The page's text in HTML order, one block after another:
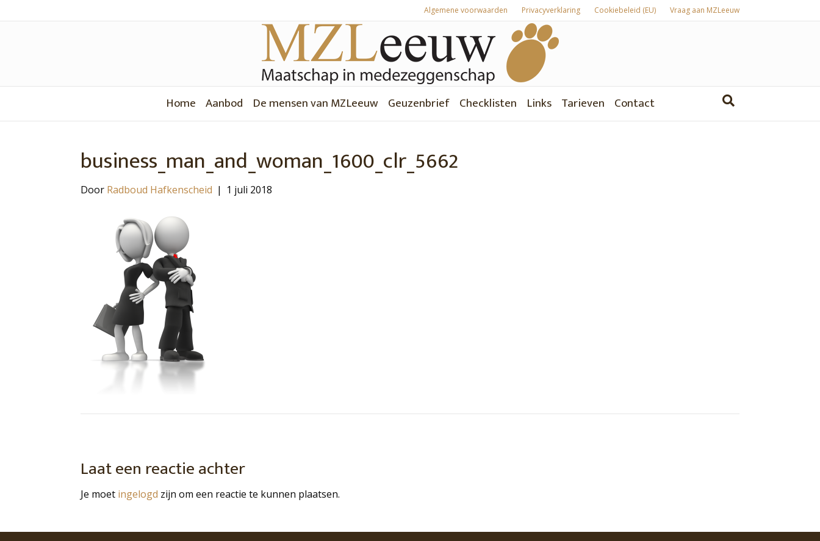
Algemene voorwaarden Privacyverklaring Cookiebeleid (EU) Vraag aan MZLeeuw
Home Aanbod De mensen van MZLeeuw Geuzenbrief Checklisten Links Tarieven Contact
business_man_and_woman_1600_clr_5662
Door Radboud Hafkenscheid | 1 juli 2018
Laat een reactie achter
Je moet ingelogd zijn om een reactie te kunnen plaatsen.